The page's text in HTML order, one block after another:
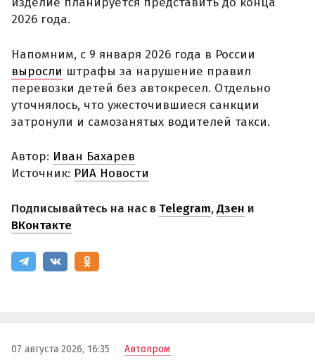
2026 года.
Напомним, с 9 января 2026 года в России
выросли штрафы за нарушение правил
перевозки детей без автокресел. Отдельно
уточнялось, что ужесточившиеся санкции
затронули и самозанятых водителей такси.
Автор: Иван Бахарев
Источник: РИА Новости
Подписывайтесь на нас в Telegram,Дзен и
ВКонтакте
07 августа 2026, 16:35 Автопром